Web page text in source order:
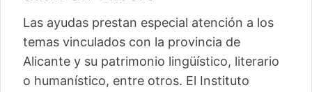
Las ayudas prestan especial atención a los
temas vinculados con la provincia de
Alicante y su patrimonio lingüístico, literario
o humanístico, entre otros. El Instituto